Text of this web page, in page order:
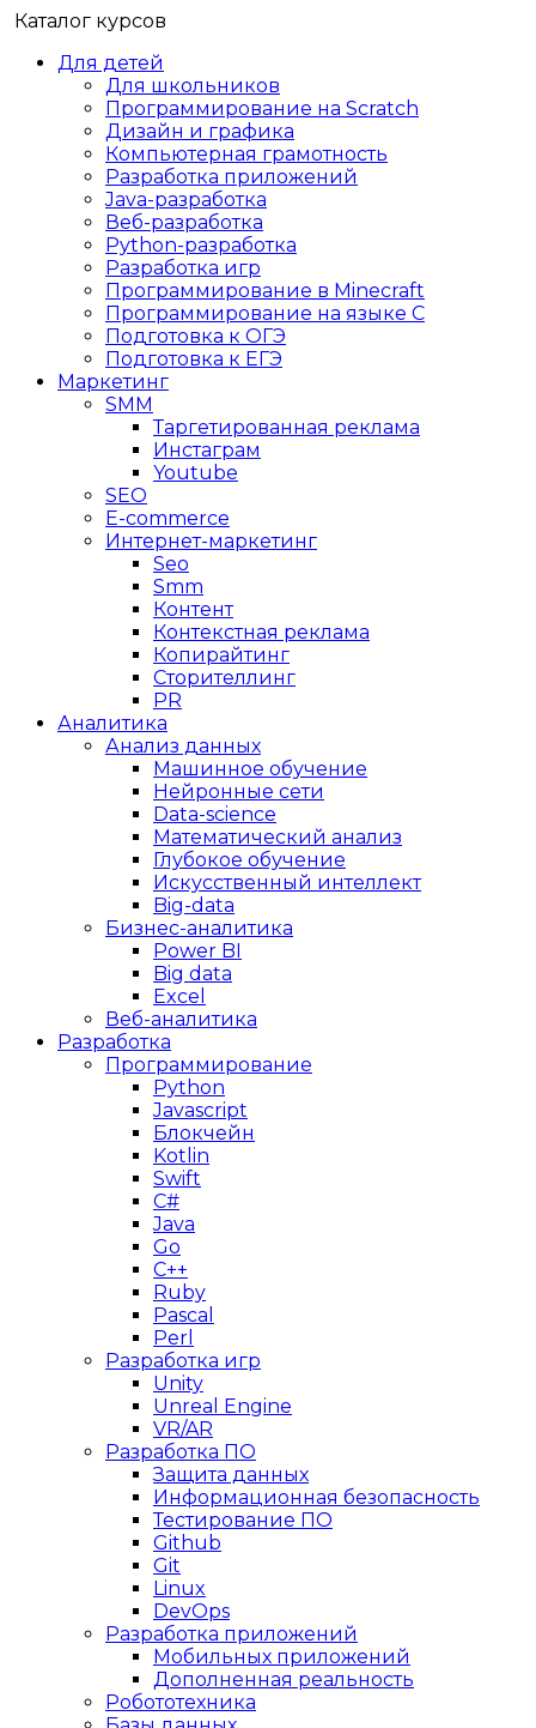
Каталог курсов
Для детей
Для школьников
Программирование на Scratch
Дизайн и графика
Компьютерная грамотность
Разработка приложений
Java-разработка
Веб-разработка
Python-разработка
Разработка игр
Программирование в Minecraft
Программирование на языке C
Подготовка к ОГЭ
Подготовка к ЕГЭ
Маркетинг
SMM
Таргетированная реклама
Инстаграм
Youtube
SEO
E-сommerce
Интернет-маркетинг
Seo
Smm
Контент
Контекстная реклама
Копирайтинг
Сторителлинг
PR
Аналитика
Анализ данных
Машинное обучение
Нейронные сети
Data-science
Математический анализ
Глубокое обучение
Искусственный интеллект
Big-data
Бизнес-аналитика
Power BI
Big data
Excel
Веб-аналитика
Разработка
Программирование
Python
Javascript
Блокчейн
Kotlin
Swift
C#
Java
Go
C++
Ruby
Pascal
Perl
Разработка игр
Unity
Unreal Engine
VR/AR
Разработка ПО
Защита данных
Информационная безопасность
Тестирование ПО
Github
Git
Linux
DevOps
Разработка приложений
Мобильных приложений
Дополненная реальность
Робототехника